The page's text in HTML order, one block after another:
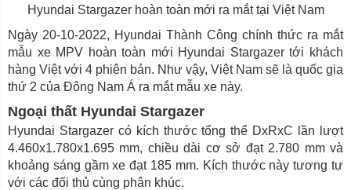
Hyundai Stargazer hoàn toàn mới ra mắt tại Việt Nam
Ngày 20-10-2022, Hyundai Thành Công chính thức ra mắt
mẫu xe MPV hoàn toàn mới Hyundai Stargazer tới khách
hàng Việt với 4 phiên bản. Như vậy, Việt Nam sẽ là quốc gia
thứ 2 của Đông Nam Á ra mắt mẫu xe này.
Ngoại thất Hyundai Stargazer
Hyundai Stargazer có kích thước tổng thể DxRxC lần lượt
4.460x1.780x1.695 mm, chiều dài cơ sở đạt 2.780 mm và
khoảng sáng gầm xe đạt 185 mm. Kích thước này tương tự
với các đối thủ cùng phân khúc.